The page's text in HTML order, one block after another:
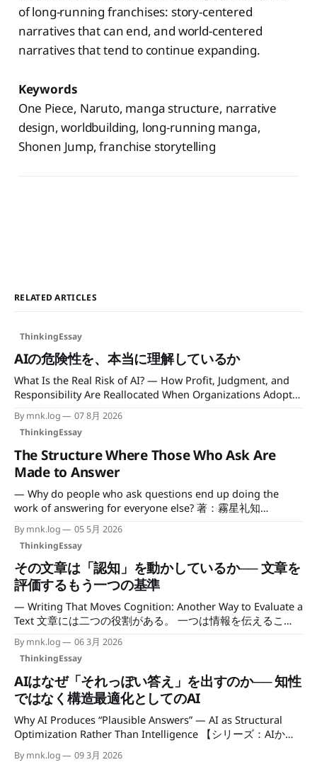
of long-running franchises: story-centered
narratives that can end, and world-centered
narratives that tend to continue expanding.
Keywords
One Piece, Naruto, manga structure, narrative
design, worldbuilding, long-running manga,
Shonen Jump, franchise storytelling
RELATED ARTICLES
ThinkingEssay
AIの危険性を、本当に理解しているか
What Is the Real Risk of AI? — How Profit, Judgment, and
Responsibility Are Reallocated When Organizations Adopt
Kirihoshi (mncc.info) AIの危険性というと、まず語られるの
はハルシネーション、情報漏えい、著作権侵害、プロンプト
インジェクションといった言葉である。 もちろん、それら
は重要な問題だ。 しかし、それだけを理解して「AIリスクを
理解している」と考えるのは、まだ十分ではないのではない
か。 AIを企業やシステムに導入するとき、本当に考えるべき
なのは、 AIという不確実なものを組織に組み込んだ結果、利
益・判断・責任がどのように再配置されるのか という問題
だと思う。 AIの危険性は、「AIが間違えること」
By mnk.log
07 8月 2026
ThinkingEssay
The Structure Where Those Who Ask Are
Made to Answer
— Why do people who ask questions end up doing the
work of answering for everyone else? 著：霧星礼知
In organizations, the people who can innocently say “Just
tell me what to do” are often the ones who get rewarded.
Sprints are
By mnk.log
05 5月 2026
ThinkingEssay
その文章は「認知」を動かしているか── 文章を
評価するもう一つの基準
— Writing That Moves Cognition: Another Way to Evaluate a
Text 文章には二つの役割がある。 一つは情報を伝えるこ
と。 もう一つは、世界の見方を変えること。 この二つは似
ているようで、実はまったく違う。 1｜文章評価の一般的な
基準 文章にはさまざまな評価軸がある。 分かりやすい。役
に立つ。面白い。共感できる。 インターネット上の文章批
評も、コンテンツ論も、おおむねこの四つの周辺を回ってい
る。どれも正当な基準だ。 しかし、もう一つ別の観点があ
る。 その文章は、読み手の認知を動かしているか。 2｜情報
型の文章 多くの文章は情報を伝える。 構造はシンプルだ。
知らない ↓ 知る 知識は増える。理解は深まる。それ自体
は十分に価値がある。 ただ、世界の見え方はほとんど変わ
By mnk.log
06 3月 2026
ThinkingEssay
AIはなぜ「それっぽい答え」を出すのか── 知性
ではなく構造最適化としてのAI
Why AI Produces “Plausible Answers” — AI as Structural
Optimization Rather Than Intelligence 【シリーズ：AIから
い。 しかしAIの構造を観察していると、むしろ人間の認知や
By mnk.log 09 3月 2026